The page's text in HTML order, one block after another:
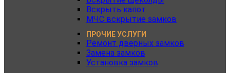
Вскрыть капот
МЧС вскрытие замков
ПРОЧИЕ УСЛУГИ
Ремонт дверных замков
Замена замков
Установка замков